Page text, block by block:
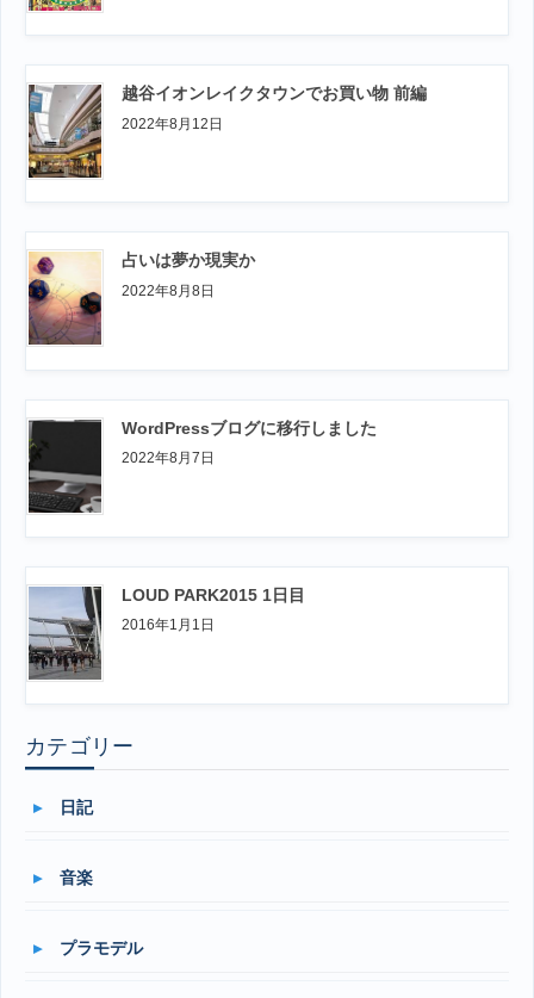
越谷イオンレイクタウンでお買い物 前編
2022年8月12日
占いは夢か現実か
2022年8月8日
WordPressブログに移行しました
2022年8月7日
LOUD PARK2015 1日目
2016年1月1日
カテゴリー
日記
音楽
プラモデル